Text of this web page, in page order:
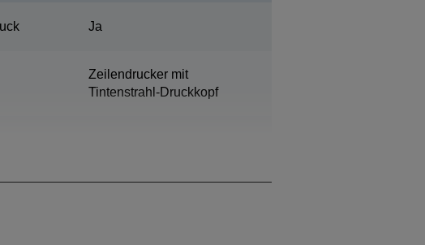
Ja
Zeilendrucker mit
Tintenstrahl-Druckkopf